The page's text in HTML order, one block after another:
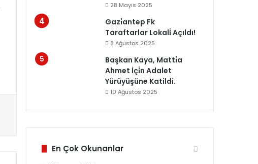
28 Mayıs 2025
Gazi̇antep Fk
Taraftarlar Lokali̇ Açıldı!
8 Ağustos 2025
Başkan Kaya, Matti̇a
Ahmet İçi̇n Adalet
Yürüyüşüne Katildi.
10 Ağustos 2025
En Çok Okunanlar